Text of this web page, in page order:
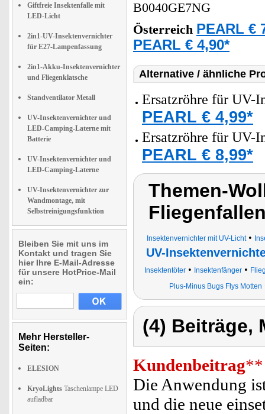
Giftfreie Insektenfalle mit
LED-Licht
2in1-UV-Insektenvernichter
für E27-Lampenfassung
2in1-Akku-Insektenvernichter
und Fliegenklatsche
Standventilator Metall
UV-Insektenvernichter und
LED-Camping-Laterne mit
Batterie
UV-Insektenvernichter und
LED-Camping-Laterne
UV-Insektenvernichter zur
Wandmontage, mit
Selbstreinigungsfunktion
Bleiben Sie mit uns im
Kontakt und tragen Sie
hier Ihre E-Mail-Adresse
für unsere HotPrice-Mail
ein:
Mehr Hersteller-
Seiten:
ELESION
KryoLights Taschenlampe LED
aufladbar
B0040GE7NG
Österreich PEARL €
PEARL € 4,90*
Alternative / ähnliche
Ersatzröhre für UV-
PEARL € 4,99*
Ersatzröhre für UV-
PEARL € 8,99*
Themen-
Insektenvernichter mit UV-Licht•
UV-
Insektentöter • Insektenfänger •
Plus-Minus Bugs Flys Motten
(4) Beiträge,
Kundenbeitrag**
Die Anwendung
und die neue